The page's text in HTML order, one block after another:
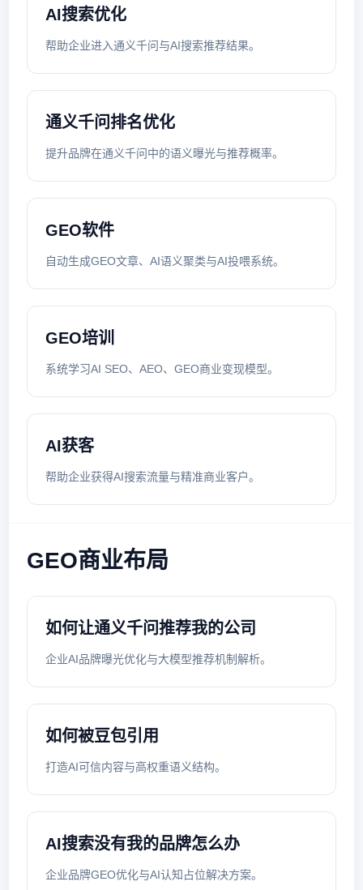
AI搜索优化
帮助企业进入通义千问与AI搜索推荐结果。
通义千问排名优化
提升品牌在通义千问中的语义曝光与推荐概率。
GEO软件
自动生成GEO文章、AI语义聚类与AI投喂系统。
GEO培训
系统学习AI SEO、AEO、GEO商业变现模型。
AI获客
帮助企业获得AI搜索流量与精准商业客户。
GEO商业布局
如何让通义千问推荐我的公司
企业AI品牌曝光优化与大模型推荐机制解析。
如何被豆包引用
打造AI可信内容与高权重语义结构。
AI搜索没有我的品牌怎么办
企业品牌GEO优化与AI认知占位解决方案。